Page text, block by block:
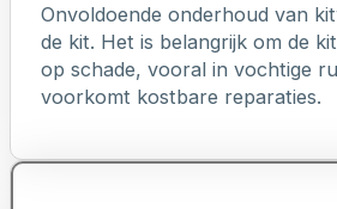
Onvoldoende onderhoud van
de kit. Het is belangrijk om de
op schade, vooral in vochtige
voorkomt kostbare reparaties.